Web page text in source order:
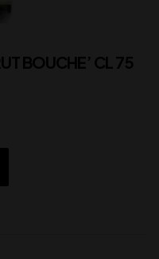
BOUCHE’ CL 75